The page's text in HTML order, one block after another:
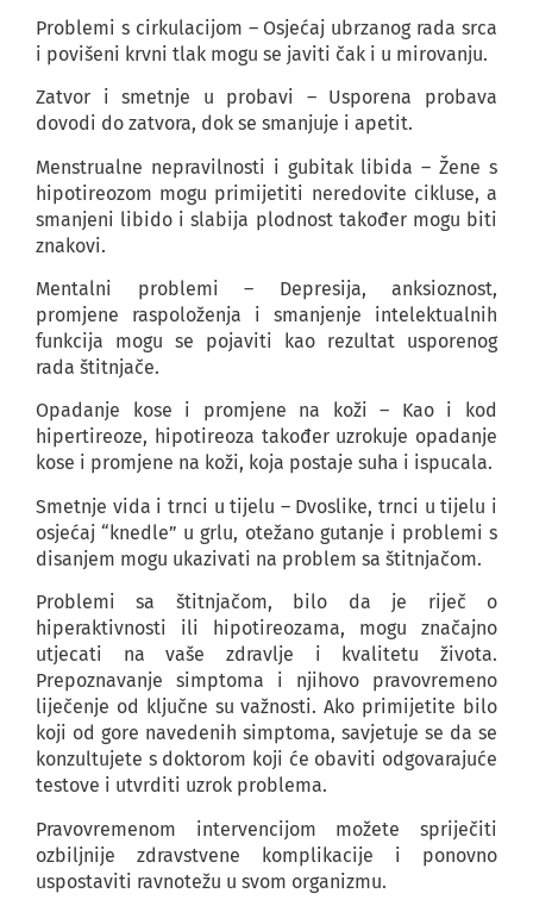
Problemi s cirkulacijom – Osjećaj ubrzanog rada srca
i povišeni krvni tlak mogu se javiti čak i u mirovanju.
Zatvor i smetnje u probavi – Usporena probava
dovodi do zatvora, dok se smanjuje i apetit.
Menstrualne nepravilnosti i gubitak libida – Žene s
hipotireozom mogu primijetiti neredovite cikluse, a
smanjeni libido i slabija plodnost također mogu biti
znakovi.
Mentalni problemi – Depresija, anksioznost,
promjene raspoloženja i smanjenje intelektualnih
funkcija mogu se pojaviti kao rezultat usporenog
rada štitnjače.
Opadanje kose i promjene na koži – Kao i kod
hipertireoze, hipotireoza također uzrokuje opadanje
kose i promjene na koži, koja postaje suha i ispucala.
Smetnje vida i trnci u tijelu – Dvoslike, trnci u tijelu i
osjećaj “knedle” u grlu, otežano gutanje i problemi s
disanjem mogu ukazivati na problem sa štitnjačom.
Problemi sa štitnjačom, bilo da je riječ o
hiperaktivnosti ili hipotireozama, mogu značajno
utjecati na vaše zdravlje i kvalitetu života.
Prepoznavanje simptoma i njihovo pravovremeno
liječenje od ključne su važnosti. Ako primijetite bilo
koji od gore navedenih simptoma, savjetuje se da se
konzultujete s doktorom koji će obaviti odgovarajuće
testove i utvrditi uzrok problema.
Pravovremenom intervencijom možete spriječiti
ozbiljnije zdravstvene komplikacije i ponovno
uspostaviti ravnotežu u svom organizmu.